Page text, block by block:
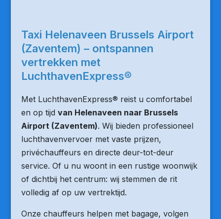
Taxi Helenaveen Brussels Airport
(Zaventem) – ontspannen
vertrekken met
LuchthavenExpress®
Met LuchthavenExpress® reist u comfortabel
en op tijd van Helenaveen naar Brussels
Airport (Zaventem). Wij bieden professioneel
luchthavenvervoer met vaste prijzen,
privéchauffeurs en directe deur-tot-deur
service. Of u nu woont in een rustige woonwijk
of dichtbij het centrum: wij stemmen de rit
volledig af op uw vertrektijd.
Onze chauffeurs helpen met bagage, volgen